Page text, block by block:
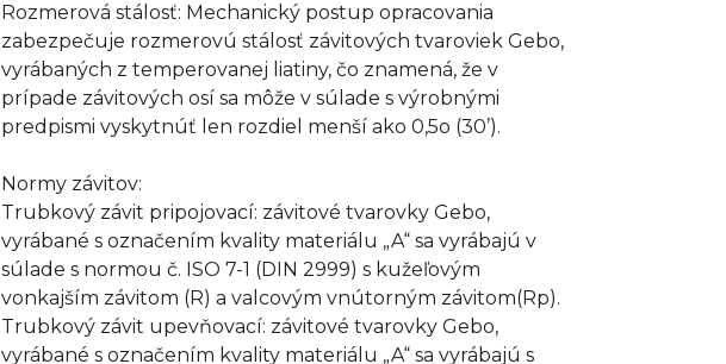
Rozmerová stálosť: Mechanický postup opracovania
zabezpečuje rozmerovú stálosť závitových tvaroviek Gebo,
vyrábaných z temperovanej liatiny, čo znamená, že v
prípade závitových osí sa môže v súlade s výrobnými
predpismi vyskytnúť len rozdiel menší ako 0,5o (30’).
Normy závitov:
Trubkový závit pripojovací: závitové tvarovky Gebo,
vyrábané s označením kvality materiálu „A“ sa vyrábajú v
súlade s normou č. ISO 7-1 (DIN 2999) s kužeľovým
vonkajším závitom (R) a valcovým vnútorným závitom(Rp).
Trubkový závit upevňovací: závitové tvarovky Gebo,
vyrábané s označením kvality materiálu „A“ sa vyrábajú s